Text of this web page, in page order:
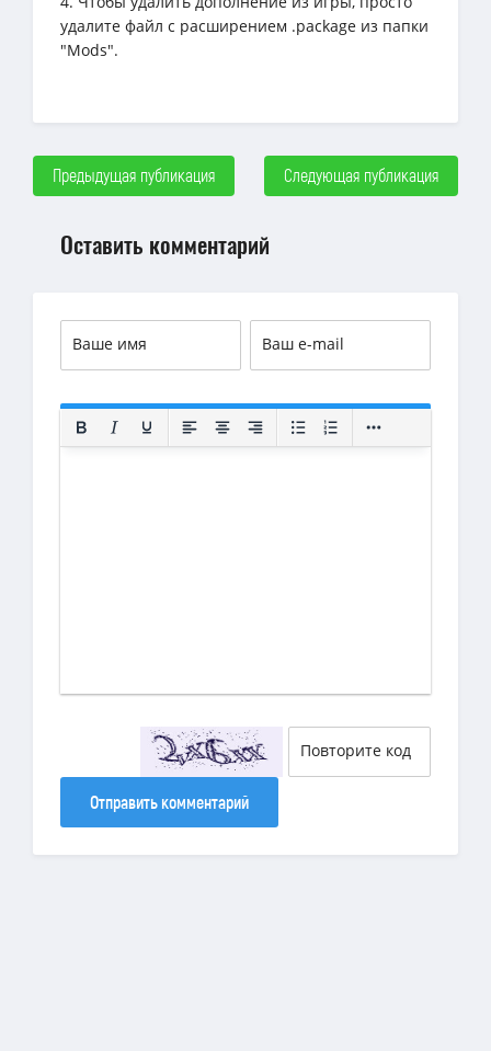
удалите файл с расширением .package из папки
"Mods".
Предыдущая публикация Следующая публикация
Оставить комментарий
Отправить комментарий